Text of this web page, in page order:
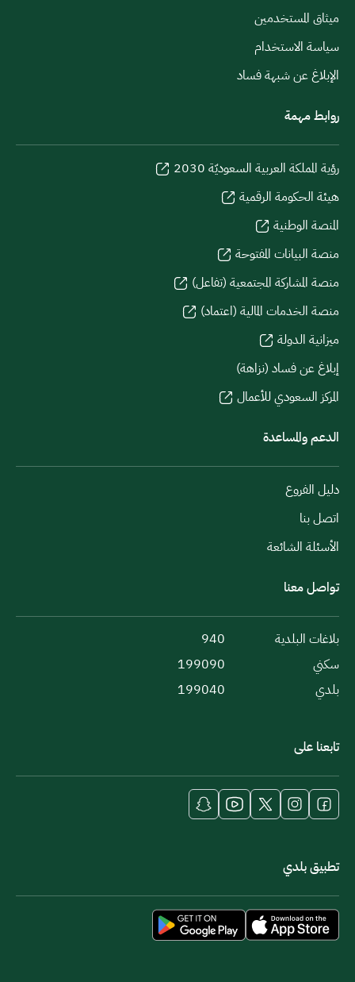
ميثاق المستخدمين
سياسة الاستخدام
الإبلاغ عن شبهة فساد
روابط مهمة
رؤية المملكة العربية السعوديّة 2030
هيئة الحكومة الرقمية
المنصة الوطنية
منصة البيانات المفتوحة
منصة المشاركة المجتمعية (تفاعل)
منصة الخدمات المالية (اعتماد)
ميزانية الدولة
إبلاغ عن فساد (نزاهة)
المركز السعودي للأعمال
الدعم والمساعدة
دليل الفروع
اتصل بنا
الأسئلة الشائعة
تواصل معنا
بلاغات البلدية
940
سكني
199090
بلدي
199040
تابعنا على
تطبيق بلدي